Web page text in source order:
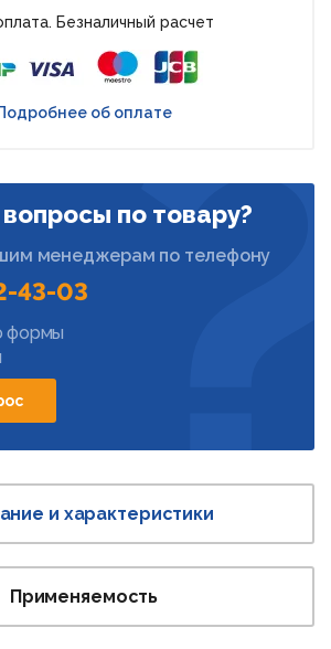
Безналичный расчет
об оплате
по товару?
менеджерам по телефону
43-03
формы
и характеристики
Применяемость